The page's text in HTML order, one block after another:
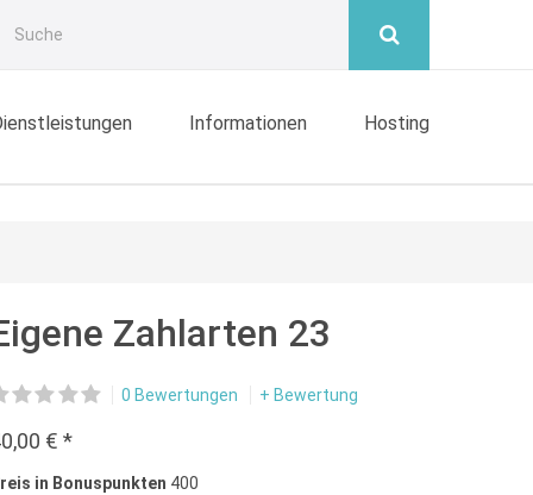
Informationen Hosting
Zahlarten 23
0 Bewertungen + Bewertung
€ *
in Bonuspunkten 400